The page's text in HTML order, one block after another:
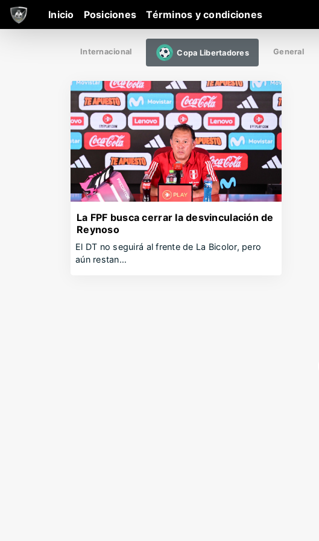
Inicio Posiciones Términos y condiciones
Internacional Copa Libertadores General
La FPF busca cerrar la desvinculación de
Reynoso
El DT no seguirá al frente de La Bicolor, pero
aún restan…